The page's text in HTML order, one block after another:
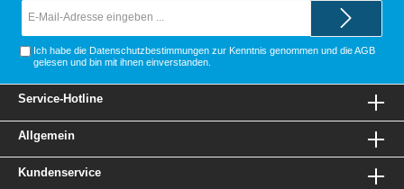
Ich habe die Datenschutzbestimmungen zur Kenntnis genommen und dieAGB
gelesen und bin mit ihnen einverstanden.
Service-Hotline
Allgemein
Kundenservice